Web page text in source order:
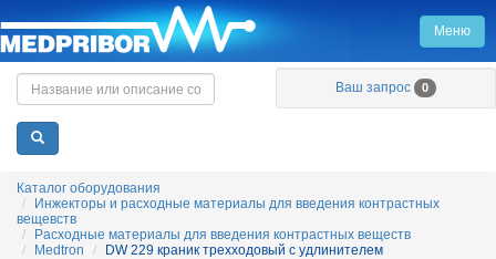
Главная
Меню
Ваш запрос 0
Каталог оборудования
Инжекторы и расходные материалы для введения контрастных
вещевств
Расходные материалы для введения контрастных веществ
Medtron
DW 229 краник трехходовый с удлинителем